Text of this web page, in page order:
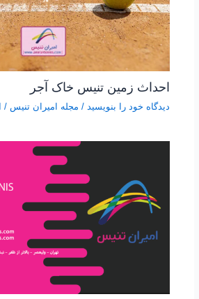
احداث زمین تنیس خاک آجر
دیدگاه‌ خود را بنویسید / مجله امیران تنیس /